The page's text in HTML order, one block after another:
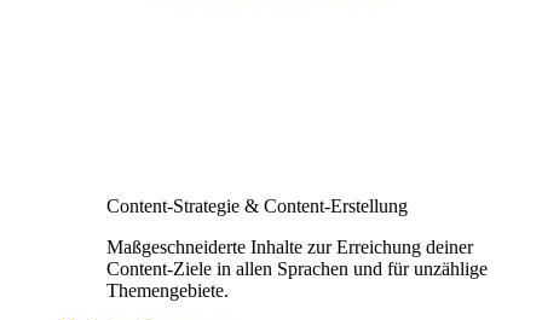
Content-Strategie & Content-Erstellung
Maßgeschneiderte Inhalte zur Erreichung deiner
Content-Ziele in allen Sprachen und für unzählige
Themengebiete.